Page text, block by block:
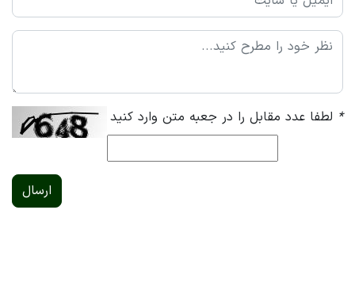
* لطفا عدد مقابل را در جعبه متن وارد کنید
ارسال